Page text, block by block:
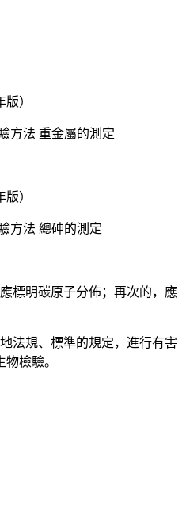
）
方法 重金屬的測定
）
方法 總砷的測定
標明碳原子分佈；再次的，應
法規、標準的規定，進行有害
檢驗。